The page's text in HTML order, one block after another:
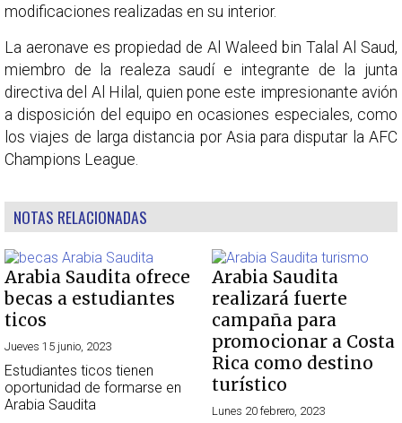
modificaciones realizadas en su interior.
La aeronave es propiedad de Al Waleed bin Talal Al Saud,
miembro de la realeza saudí e integrante de la junta
directiva del Al Hilal, quien pone este impresionante avión
a disposición del equipo en ocasiones especiales, como
los viajes de larga distancia por Asia para disputar la AFC
Champions League.
NOTAS RELACIONADAS
Arabia Saudita ofrece
becas a estudiantes
ticos
Jueves 15 junio, 2023
Estudiantes ticos tienen
oportunidad de formarse en
Arabia Saudita
Arabia Saudita
realizará fuerte
campaña para
promocionar a Costa
Rica como destino
turístico
Lunes 20 febrero, 2023